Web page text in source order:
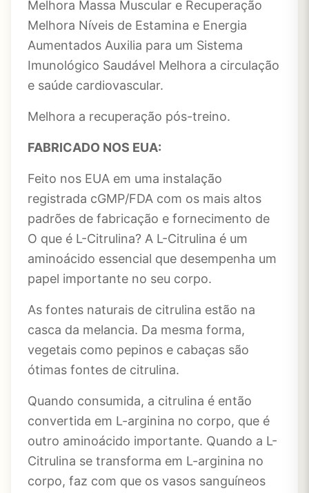
Melhora Massa Muscular e Recuperação
Melhora Níveis de Estamina e Energia
Aumentados Auxilia para um Sistema
Imunológico Saudável Melhora a circulação
e saúde cardiovascular.
Melhora a recuperação pós-treino.
FABRICADO NOS EUA:
Feito nos EUA em uma instalação
registrada cGMP/FDA com os mais altos
padrões de fabricação e fornecimento de
O que é L-Citrulina? A L-Citrulina é um
aminoácido essencial que desempenha um
papel importante no seu corpo.
As fontes naturais de citrulina estão na
casca da melancia. Da mesma forma,
vegetais como pepinos e cabaças são
ótimas fontes de citrulina.
Quando consumida, a citrulina é então
convertida em L-arginina no corpo, que é
outro aminoácido importante. Quando a L-
Citrulina se transforma em L-arginina no
corpo, faz com que os vasos sanguíneos